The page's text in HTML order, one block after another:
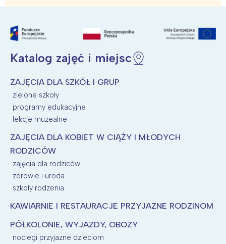
Katalog zajęć i miejsc
ZAJĘCIA DLA SZKÓŁ I GRUP
zielone szkoły
programy edukacyjne
lekcje muzealne
ZAJĘCIA DLA KOBIET W CIĄŻY I MŁODYCH
RODZICÓW
zajęcia dla rodziców
zdrowie i uroda
szkoły rodzenia
KAWIARNIE I RESTAURACJE PRZYJAZNE RODZINOM
PÓŁKOLONIE, WYJAZDY, OBOZY
noclegi przyjazne dzieciom
Poznań
Północ